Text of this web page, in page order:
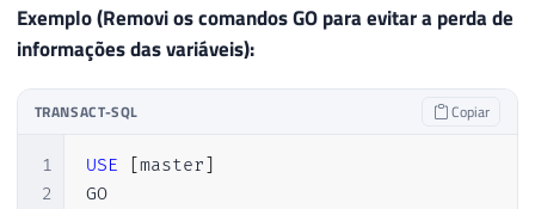
Exemplo (Removi os comandos GO para evitar a perda de
informações das variáveis):
TRANSACT-SQL Copiar
1
2
USE master
GO